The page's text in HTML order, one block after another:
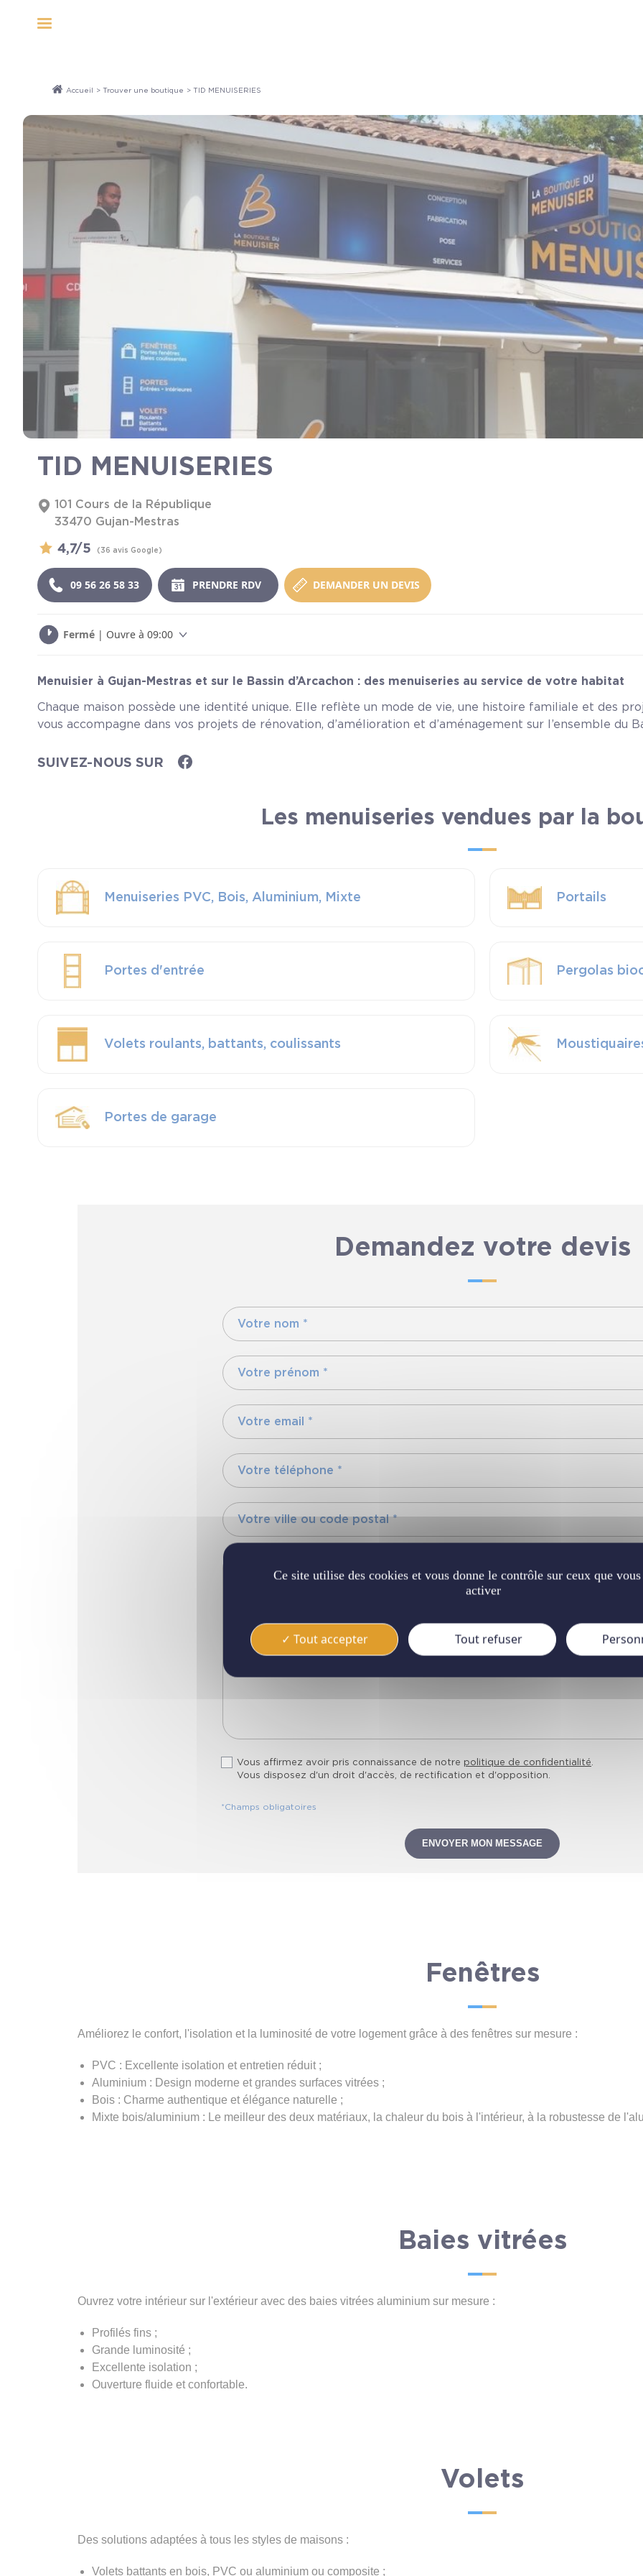
Accueil > Trouver une boutique > TID MENUISERIES
TID MENUISERIES
101 Cours de la République
33470 Gujan-Mestras
4,7/5 (36 avis Google)
09 56 26 58 33 PRENDRE RDV DEMANDER UN DEVIS
Fermé | Ouvre à 09:00
Menuisier à Gujan-Mestras et sur le Bassin d’Arcachon : des menuiseries au service de votre habitat
Chaque maison possède une identité unique. Elle reflète un mode de vie, une histoire familiale et des
vous accompagne dans vos projets de rénovation, d’amélioration et d’aménagement sur l’ensemble du
SUIVEZ-NOUS SUR
Les menuiseries vendues par la
Menuiseries PVC, Bois, Aluminium, Mixte
Portes d'entrée
Volets roulants, battants, coulissants
Portes de garage
Portails
Pergolas
Demandez votre devis
Vous affirmez avoir pris connaissance de notre politique de confidentialité.
Vous disposez d'un droit d'accès, de rectification et d'opposition.
*Champs obligatoires
ENVOYER MON MESSAGE
Fenêtres
Améliorez le confort, l'isolation et la luminosité de votre logement grâce à des fenêtres sur mesure :
PVC : Excellente isolation et entretien réduit ;
Aluminium : Design moderne et grandes surfaces vitrées ;
Bois : Charme authentique et élégance naturelle ;
Mixte bois/aluminium : Le meilleur des deux matériaux, la chaleur du bois à l'intérieur, à la robustesse de
Baies vitrées
Ouvrez votre intérieur sur l'extérieur avec des baies vitrées aluminium sur mesure :
Profilés fins ;
Grande luminosité ;
Excellente isolation ;
Ouverture fluide et confortable.
Volets
Des solutions adaptées à tous les styles de maisons :
Volets battants en bois, PVC ou aluminium ou composite ;
Ce site utilise des cookies et vous donne le contrôle sur ceux que
activer
Tout accepter Tout refuser